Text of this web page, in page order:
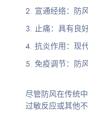
宣通经络：防
止痛：具有良
抗炎作用：现
免疫调节：防
尽管防风在传统
过敏反应或其他